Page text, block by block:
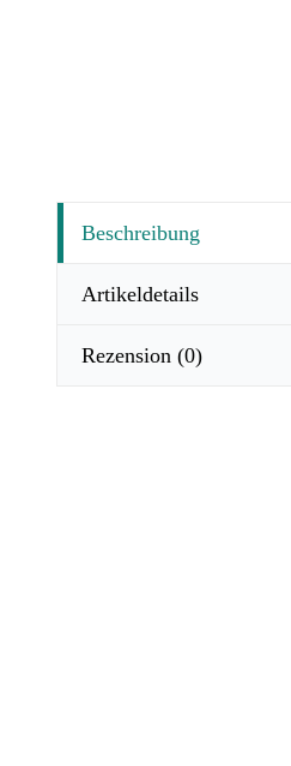
Beschreibung
Artikeldetails
Rezension (0)